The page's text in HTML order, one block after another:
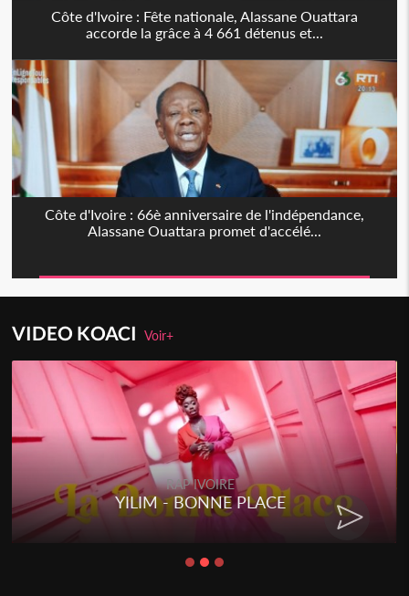
Côte d'Ivoire : Fête nationale, Alassane Ouattara
accorde la grâce à 4 661 détenus et...
Côte d'Ivoire : 66è anniversaire de l'indépendance,
Alassane Ouattara promet d'accélé...
VIDEO KOACIVoir+
RAP IVOIRE
RENARD BARAKISSA - DOS DE
CHAT